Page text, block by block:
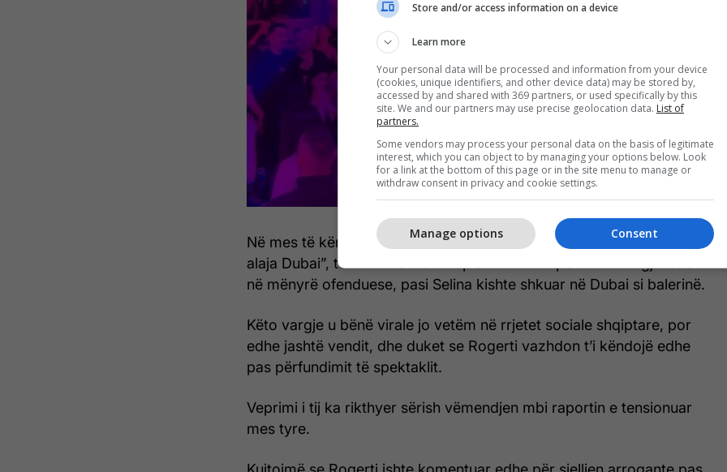
Në mes të këngës, ai u dëgjua duke përsëritur vargjet “Alaja Selina,
alaja Dubai”, të cilat brenda shtëpisë së BBVA përdoreshin gjerësisht
në mënyrë ofenduese, pasi Selina kishte shkuar në Dubai si balerinë.
Këto vargje u bënë virale jo vetëm në rrjetet sociale shqiptare, por
edhe jashtë vendit, dhe duket se Rogerti vazhdon t’i këndojë edhe
pas përfundimit të spektaklit.
Veprimi i tij ka rikthyer sërish vëmendjen mbi raportin e tensionuar
mes tyre.
Store and/or access information on a device
Learn more
Your personal data will be processed and information from your device
(cookies, unique identifiers, and other device data) may be stored by,
accessed by and shared with 369 partners, or used specifically by this
site. We and our partners may use precise geolocation data. List of
partners.
Some vendors may process your personal data on the basis of legitimate
interest, which you can object to by managing your options below. Look
for a link at the bottom of this page or in the site menu to manage or
withdraw consent in privacy and cookie settings.
Consent
Manage options